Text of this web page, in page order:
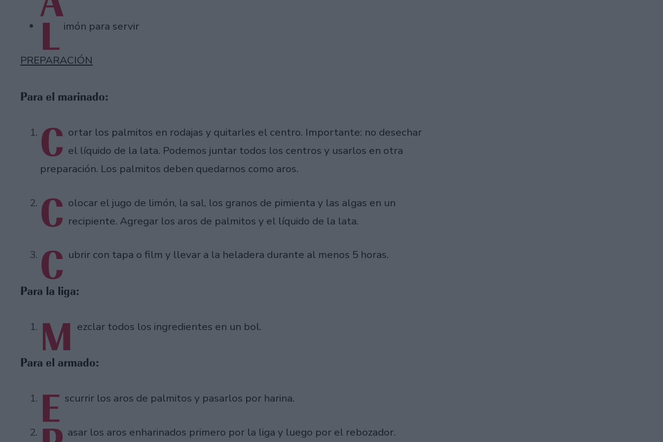
L imón para servir
PREPARACIÓN
Para el marinado:
C ortar los palmitos en rodajas y quitarles el centro. Importante: no desechar
el líquido de la lata. Podemos juntar todos los centros y usarlos en otra
preparación. Los palmitos deben quedarnos como aros.
C olocar el jugo de limón, la sal, los granos de pimienta y las algas en un
recipiente. Agregar los aros de palmitos y el líquido de la lata.
C ubrir con tapa o film y llevar a la heladera durante al menos 5 horas.
Para la liga:
M ezclar todos los ingredientes en un bol.
Para el armado:
E scurrir los aros de palmitos y pasarlos por harina.
asar los aros enharinados primero por la liga y luego por el rebozador.